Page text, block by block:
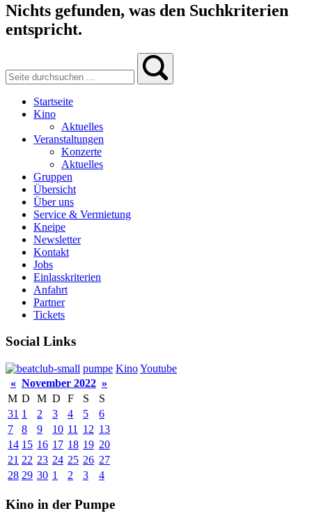
Nichts gefunden, was den Suchkriterien
entspricht.
Startseite
Kino
Aktuelles
Veranstaltungen
Konzerte
Aktuelles
Gruppen
Übersicht
Über uns
Service & Vermietung
Kneipe
Newsletter
Kontakt
Jobs
Einlasskriterien
Anfahrt
Partner
Tickets
Social Links
pumpe KinoYoutube
« November 2022 »
M D M D F S
S
31 1 2 3 4 5
6
7
8 9 10 11 12 13
14 15 16 17 18 19 20
21 22 23 24 25 26 27
28 29 30 1 2 3 4
Kino in der Pumpe